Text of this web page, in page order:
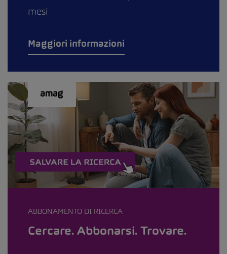
mesi
Maggiori informazioni
ABBONAMENTO DI RICERCA
Cercare. Abbonarsi. Trovare.